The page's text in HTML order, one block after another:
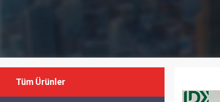
Tüm Ürünler